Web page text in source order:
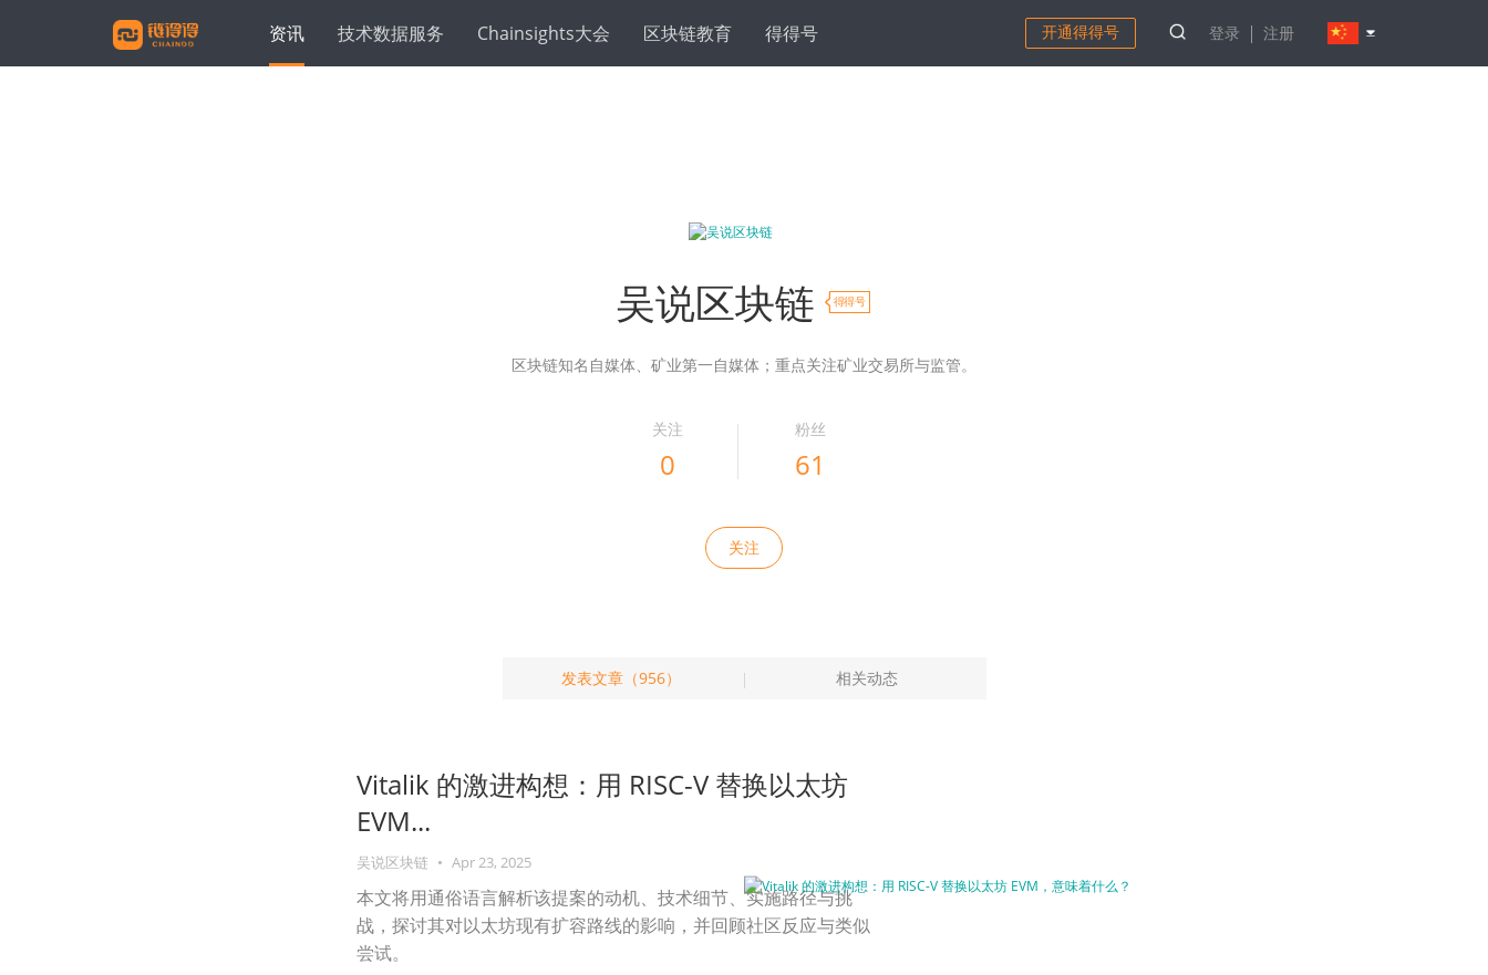
资讯 技术数据服务 Chainsights大会 区块链教育 得得号 开通得得号 登录 注册
吴说区块链 得得号
区块链知名自媒体、矿业第一自媒体；重点关注矿业交易所与监管。
关注
0
粉丝
61
关注
发表文章（956） 相关动态
Vitalik 的激进构想：用 RISC-V 替换以太坊
EVM...
吴说区块链 • Apr 23, 2025
本文将用通俗语言解析该提案的动机、技术细节、实施路径与挑
战，探讨其对以太坊现有扩容路线的影响，并回顾社区反应与类似
尝试。